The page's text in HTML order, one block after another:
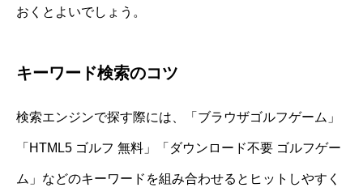
おくとよいでしょう。
キーワード検索のコツ
検索エンジンで探す際には、「ブラウザゴルフゲーム」
「HTML5 ゴルフ 無料」「ダウンロード不要 ゴルフゲー
ム」などのキーワードを組み合わせるとヒットしやすく